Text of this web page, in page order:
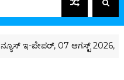
07 ಆಗಸ್ಟ್ 2026, ಶುಕ್ರವಾರ